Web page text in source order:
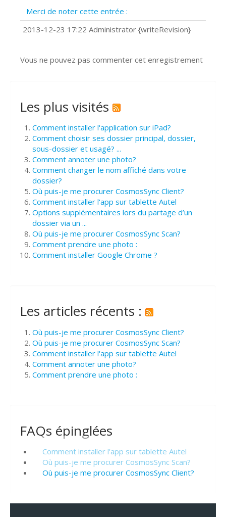
?
Comment accéder à votre compte
Merci de noter cette entrée :
2013-12-23 17:22 Administrator {writeRevision}
Vous ne pouvez pas commenter cet enregistrement
Les plus visités
Comment installer l'application sur iPad?
Comment choisir ses dossier principal, dossier,
sous-dossier et usagé? ...
Comment annoter une photo?
Comment changer le nom affiché dans votre
dossier?
Où puis-je me procurer CosmosSync Client?
Comment installer l'app sur tablette Autel
Options supplémentaires lors du partage d’un
dossier via un ...
Où puis-je me procurer CosmosSync Scan?
Comment prendre une photo :
Comment installer Google Chrome ?
Les articles récents :
Où puis-je me procurer CosmosSync Client?
Où puis-je me procurer CosmosSync Scan?
Comment installer l'app sur tablette Autel
Comment annoter une photo?
Comment prendre une photo :
FAQs épinglées
Comment installer l'app sur tablette Autel
Où puis-je me procurer CosmosSync Scan?
Où puis-je me procurer CosmosSync Client?